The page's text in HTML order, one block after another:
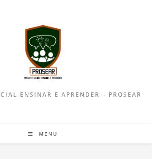
ENSINAR E APRENDER – PROSEAR
MENU